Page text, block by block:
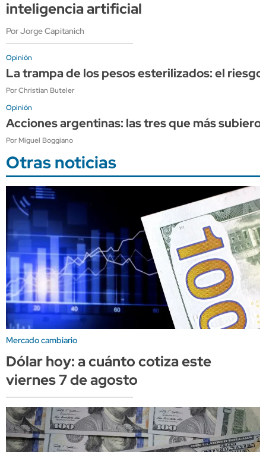
inteligencia artificial
Por Jorge Capitanich
Opinión
La trampa de los pesos esterilizados: el
Por Christian Buteler
Opinión
Acciones argentinas: las tres que más
Por Miguel Boggiano
Otras noticias
Mercado cambiario
Dólar hoy: a cuánto cotiza este
viernes 7 de agosto